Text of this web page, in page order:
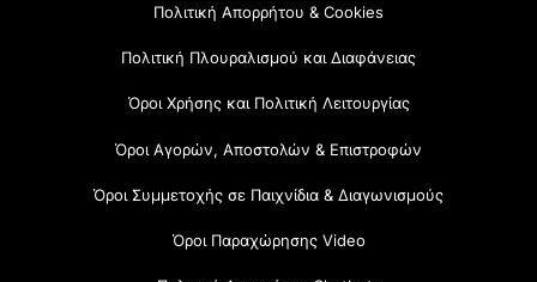
Πολιτική Απορρήτου & Cookies
Πολιτική Πλουραλισμού και Διαφάνειας
Όροι Χρήσης και Πολιτική Λειτουργίας
Όροι Αγορών, Αποστολών & Επιστροφών
Όροι Συμμετοχής σε Παιχνίδια & Διαγωνισμούς
Όροι Παραχώρησης Video